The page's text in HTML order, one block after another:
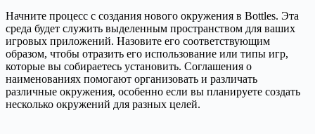
Начните процесс с создания нового окружения в Bottles. Эта
среда будет служить выделенным пространством для ваших
игровых приложений. Назовите его соответствующим
образом, чтобы отразить его использование или типы игр,
которые вы собираетесь установить. Соглашения о
наименованиях помогают организовать и различать
различные окружения, особенно если вы планируете создать
несколько окружений для разных целей.